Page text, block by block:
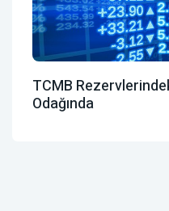
TCMB
Odağında